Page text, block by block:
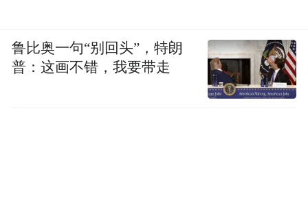
鲁比奥一句“别回头”，特朗
普：这画不错，我要带走